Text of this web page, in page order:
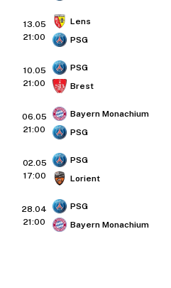
13.05
21:00
Lens
PSG
10.05
21:00
PSG
Brest
06.05
21:00
Bayern Monachium
PSG
02.05
17:00
PSG
Lorient
28.04
21:00
PSG
Bayern Monachium